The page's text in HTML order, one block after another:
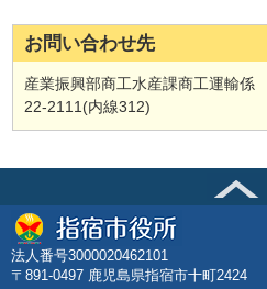
お問い合わせ先
産業振興部商工水産課商工運輸係
22-2111(内線312)
法人番号3000020462101
〒891-0497 鹿児島県指宿市十町2424